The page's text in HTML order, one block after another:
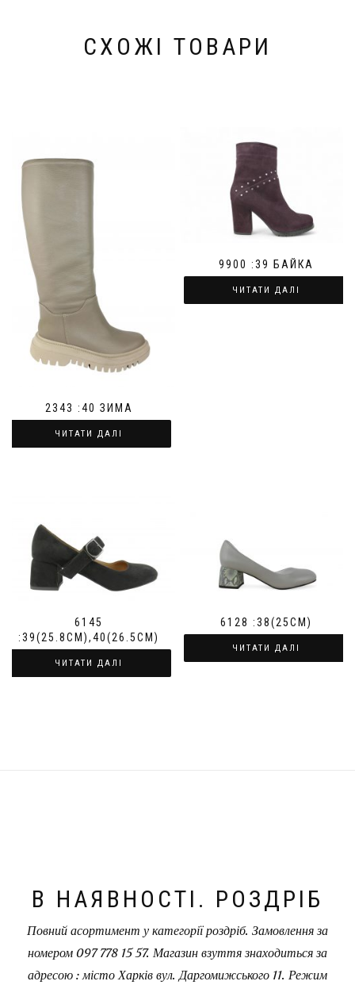
СХОЖІ ТОВАРИ
2343 :40 ЗИМА
ЧИТАТИ ДАЛІ
9900 :39 БАЙКА
ЧИТАТИ ДАЛІ
6145
:39(25.8СМ),40(26.5СМ)
ЧИТАТИ ДАЛІ
6128 :38(25СМ)
ЧИТАТИ ДАЛІ
В НАЯВНОСТІ. РОЗДРІБ
Повний асортимент у категорії роздріб. Замовлення за
номером 097 778 15 57. Магазин взуття знаходиться за
адресою : місто Харків вул. Даргомижського 11. Режим